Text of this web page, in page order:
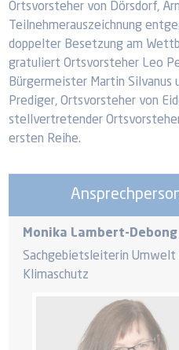
Ortsvorsteher von Dörsdorf,
Teilnehmerauszeichnung
doppelter Besetzung am
gratuliert Ortsvorsteher Leo
Bürgermeister Martin Silvanus
Prediger, Ortsvorsteher von
stellvertretender
ersten Reihe.
Monika Lambert-Debong
Sachgebietsleiterin Umwelt
Klimaschutz